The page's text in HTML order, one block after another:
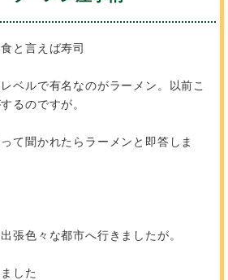
と言えば寿司
ベルで有名なのがラーメン。以前こ
るのですが。
て聞かれたらラーメンと即答しま
張色々な都市へ行きましたが。
した